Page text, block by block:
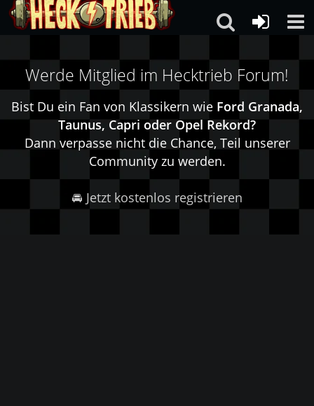
Werde Mitglied im Hecktrieb Forum!
Bist Du ein Fan von Klassikern wie Ford Granada,
Taunus, Capri oder Opel Rekord?
Dann verpasse nicht die Chance, Teil unserer
Community zu werden.
🚘 Jetzt kostenlos registrieren